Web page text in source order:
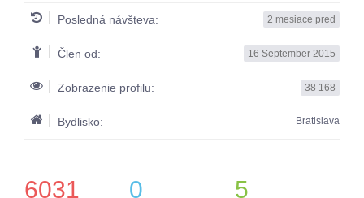
Posledná návšteva: 2 mesiace pred
Člen od: 16 September 2015
Zobrazenie profilu: 38 168
Bydlisko: Bratislava
6031 0 5